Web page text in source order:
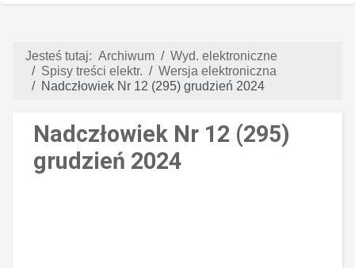
Jesteś tutaj: Archiwum
Wyd. elektroniczne
Spisy treści elektr.
Wersja elektroniczna
Nadczłowiek Nr 12 (295) grudzień 2024
Nadczłowiek Nr 12 (295)
grudzień 2024